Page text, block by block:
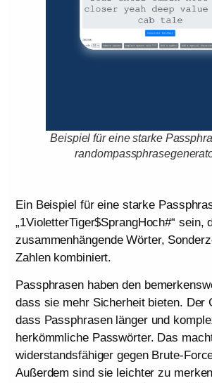
Beispiel für eine starke
Ein Beispiel für eine starke
„1VioletterTiger$SprangHoch#“ sein,
zusammenhängende Wörter,
Zahlen kombiniert.
Passphrasen haben den
dass sie mehr Sicherheit bieten. Der
dass Passphrasen länger und
herkömmliche Passwörter. Das
widerstandsfähiger gegen Brute-
Außerdem sind sie leichter zu